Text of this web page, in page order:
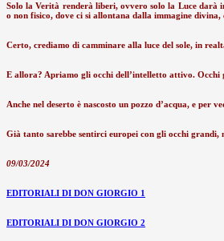
Solo la Verità renderà liberi, ovvero solo la Luce darà
o non fisico, dove ci si allontana dalla immagine divina,
Certo, crediamo di camminare alla luce del sole, in
E allora? Apriamo gli occhi dell’intelletto attivo. Occhi
Anche nel deserto è nascosto un pozzo d’acqua, e
Già tanto sarebbe sentirci europei con gli occhi
09/03/2024
EDITORIALI DI DON GIORGIO 1
EDITORIALI DI DON GIORGIO 2